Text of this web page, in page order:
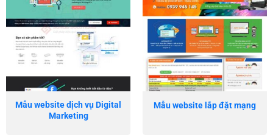
Mẫu website dịch vụ Digital
Marketing
Mẫu website lắp đặt mạng